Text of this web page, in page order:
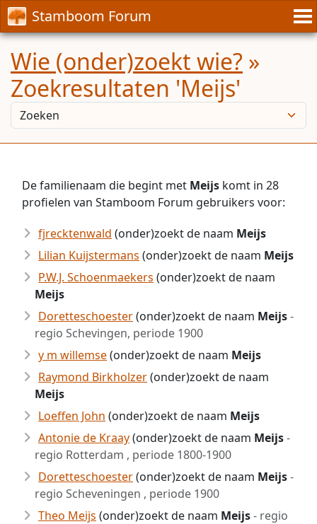
Stamboom Forum
Wie (onder)zoekt wie? »
Zoekresultaten 'Meijs'
De familienaam die begint met Meijs komt in 28
profielen van Stamboom Forum gebruikers voor:
fjrecktenwald (onder)zoekt de naam Meijs
Lilian Kuijstermans (onder)zoekt de naam Meijs
P.W.J. Schoenmaekers (onder)zoekt de naam
Meijs
Doretteschoester(onder)zoekt de naam Meijs-
regio Schevingen, periode 1900
y m willemse(onder)zoekt de naam Meijs
Raymond Birkholzer(onder)zoekt de naam
Meijs
Loeffen John (onder)zoekt de naam Meijs
Antonie de Kraay(onder)zoekt de naam Meijs-
regio Rotterdam , periode 1800-1900
Doretteschoester(onder)zoekt de naam Meijs-
regio Scheveningen , periode 1900
Theo Meijs (onder)zoekt de naam Meijs- regio